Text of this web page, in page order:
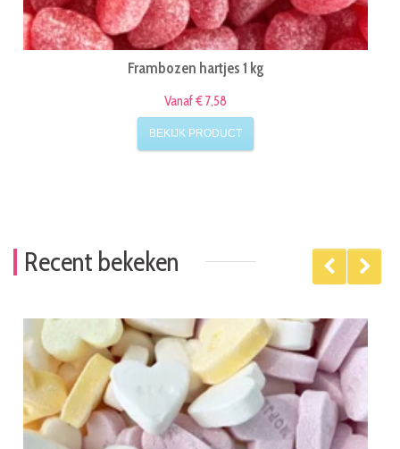
Frambozen hartjes 1 kg
Vanaf € 7,58
BEKIJK PRODUCT
Recent bekeken